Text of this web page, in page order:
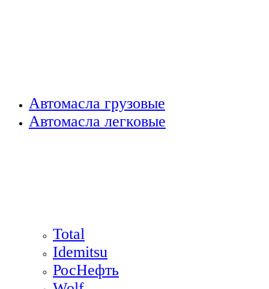
Автомасла грузовые
Автомасла легковые
Total
Idemitsu
РосНефть